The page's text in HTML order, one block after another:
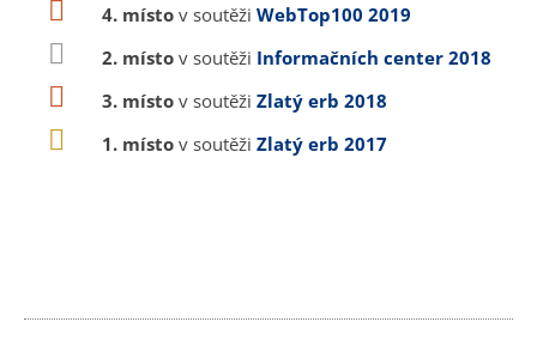
4. místo v soutěži WebTop100 2019
2. místo v soutěži Informačních center 2018
3. místo v soutěži Zlatý erb 2018
1. místo v soutěži Zlatý erb 2017